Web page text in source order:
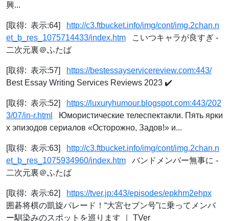
興...
[取得: 表示:64]
http://c3.ftbucket.info/img/cont/img.2chan.n
et_b_res_1075714433/index.htm こいつキャラが良すぎ -
二次元裏＠ふたば
[取得: 表示:57]
https://bestessayservicereview.com:443/
Best Essay Writing Services Reviews 2023 ✔️
[取得: 表示:52]
https://luxuryhumour.blogspot.com:443/202
3/07/in-r.html
Юмористические телеспектакли. Пять ярки
х эпизодов сериалов «Осторожно, Задов!» и...
[取得: 表示:63]
http://c3.ftbucket.info/img/cont/img.2chan.n
et_b_res_1075934960/index.htm バンドメンバー無事に -
二次元裏＠ふたば
[取得: 表示:62]
https://tver.jp:443/episodes/epkhm2ehpx
囲碁将棋の凱旋パレード！“大宮セブン号”に乗ってメンバ
ー馴染みのスポットを巡ります ｜ TVer